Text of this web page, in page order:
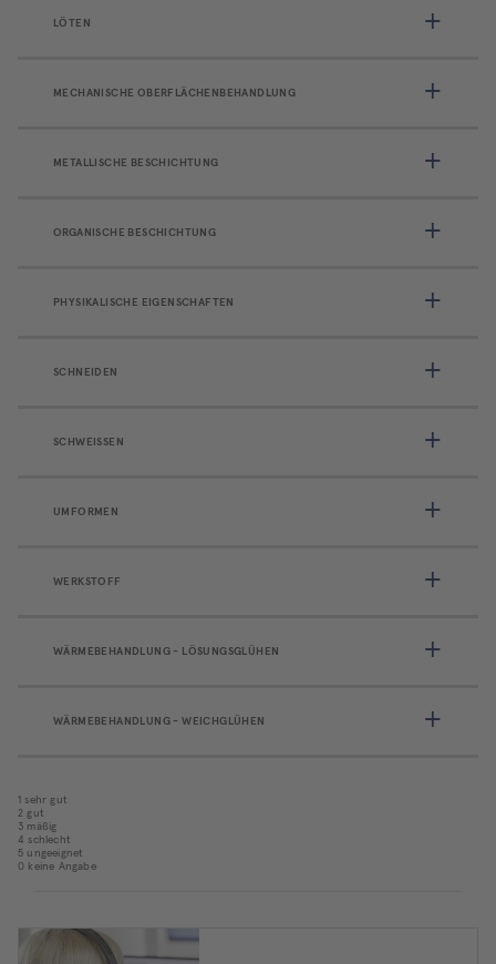
LÖTEN
MECHANISCHE OBERFLÄCHENBEHANDLUNG
METALLISCHE BESCHICHTUNG
ORGANISCHE BESCHICHTUNG
PHYSIKALISCHE EIGENSCHAFTEN
SCHNEIDEN
SCHWEISSEN
UMFORMEN
WERKSTOFF
WÄRMEBEHANDLUNG - LÖSUNGSGLÜHEN
WÄRMEBEHANDLUNG - WEICHGLÜHEN
1 sehr gut
2 gut
3 mäßig
4 schlecht
5 ungeeignet
0 keine Angabe